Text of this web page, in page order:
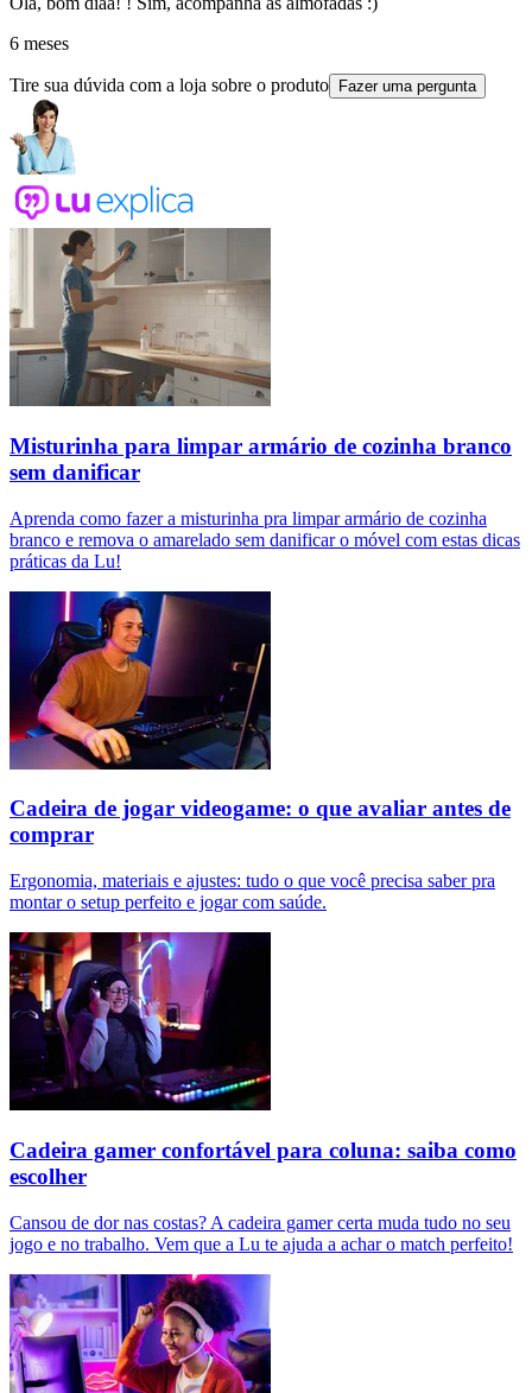
6 meses
Tire sua dúvida com a loja sobre o produto Fazer uma pergunta
Misturinha para limpar armário de cozinha branco
sem danificar
Aprenda como fazer a misturinha pra limpar armário de cozinha
branco e remova o amarelado sem danificar o móvel com estas dicas
práticas da Lu!
Cadeira de jogar videogame: o que avaliar antes de
comprar
Ergonomia, materiais e ajustes: tudo o que você precisa saber pra
montar o setup perfeito e jogar com saúde.
Cadeira gamer confortável para coluna: saiba como
escolher
Cansou de dor nas costas? A cadeira gamer certa muda tudo no seu
jogo e no trabalho. Vem que a Lu te ajuda a achar o match perfeito!